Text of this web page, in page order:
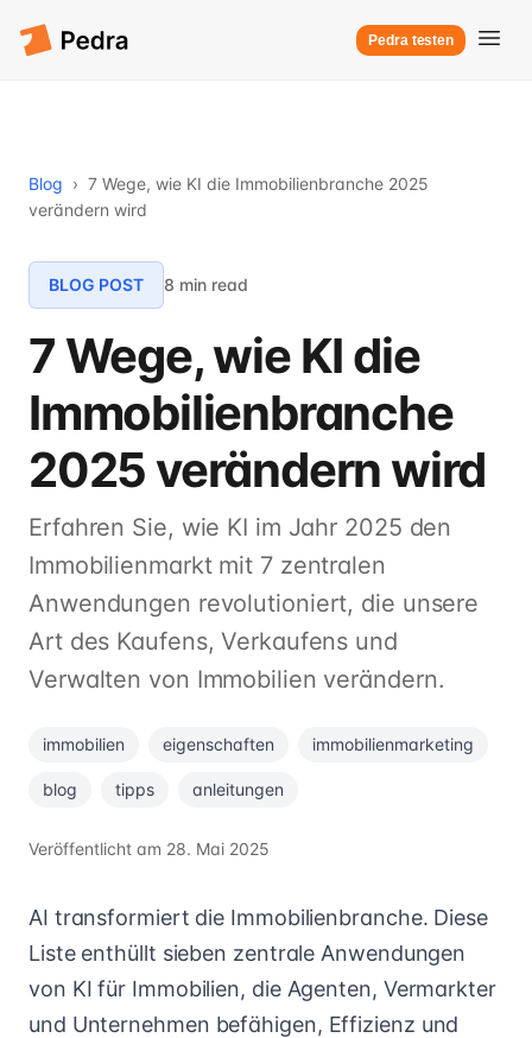
Pedra testen
Blog › 7 Wege, wie KI die Immobilienbranche 2025
verändern wird
BLOG POST 8 min read
7 Wege, wie KI die
Immobilienbranche
2025 verändern wird
Erfahren Sie, wie KI im Jahr 2025 den
Immobilienmarkt mit 7 zentralen
Anwendungen revolutioniert, die unsere
Art des Kaufens, Verkaufens und
Verwalten von Immobilien verändern.
immobilien eigenschaften immobilienmarketing
blog tipps anleitungen
Veröffentlicht am 28. Mai 2025
AI transformiert die Immobilienbranche. Diese
Liste enthüllt sieben zentrale Anwendungen
von KI für Immobilien, die Agenten, Vermarkter
und Unternehmen befähigen, Effizienz und